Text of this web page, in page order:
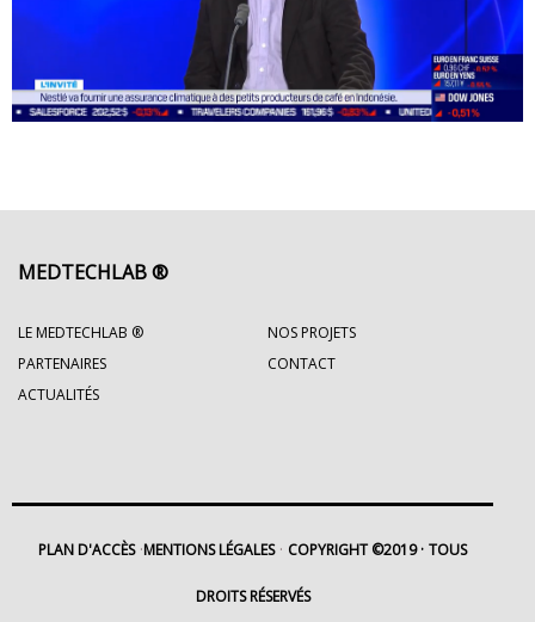
MEDTECHLAB ®
LE MEDTECHLAB ®
NOS PROJETS
PARTENAIRES
CONTACT
ACTUALITÉS
PLAN D'ACCÈS MENTIONS LÉGALES COPYRIGHT ©2019 TOUS
DROITS RÉSERVÉS